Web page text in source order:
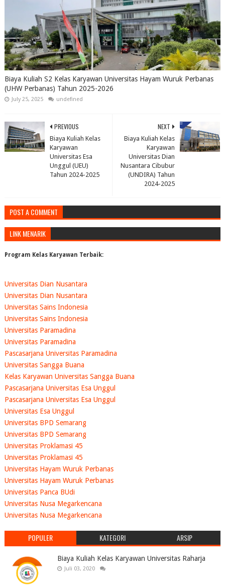
Biaya Kuliah S2 Kelas Karyawan Universitas Hayam Wuruk Perbanas
(UHW Perbanas) Tahun 2025-2026
July 25, 2025 undefined
NEXT
Biaya Kuliah Kelas
Karyawan
Universitas Dian
Nusantara Cibubur
(UNDIRA) Tahun
2024-2025
PREVIOUS
Biaya Kuliah Kelas
Karyawan
Universitas Esa
Unggul (UEU)
Tahun 2024-2025
POST A COMMENT
LINK MENARIK
Program Kelas Karyawan Terbaik:
Universitas Dian Nusantara
Universitas Dian Nusantara
Universitas Sains Indonesia
Universitas Sains Indonesia
Universitas Paramadina
Universitas Paramadina
Pascasarjana Universitas Paramadina
Universitas Sangga Buana
Kelas Karyawan Universitas Sangga Buana
Pascasarjana Universitas Esa Unggul
Pascasarjana Universitas Esa Unggul
Universitas Esa Unggul
Universitas BPD Semarang
Universitas BPD Semarang
Universitas Proklamasi 45
Universitas Proklamasi 45
Universitas Hayam Wuruk Perbanas
Universitas Hayam Wuruk Perbanas
Universitas Panca BUdi
Universitas Nusa Megarkencana
Universitas Nusa Megarkencana
POPULER KATEGORI ARSIP
Biaya Kuliah Kelas Karyawan Universitas Raharja
Juli 03, 2020